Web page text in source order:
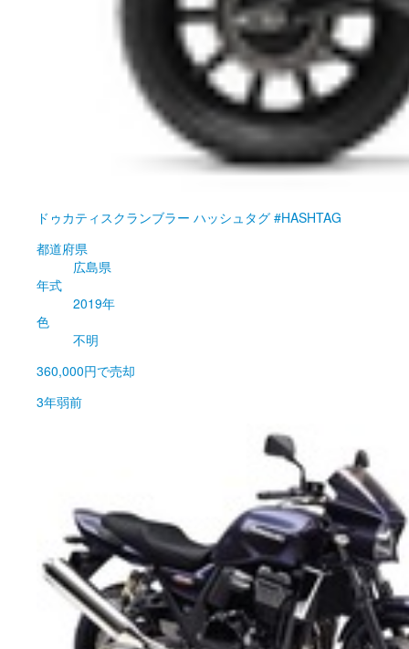
ドゥカティ スクランブラー ハッシュタグ #HASHTAG
都道府県
広島県
年式
2019年
色
不明
360,000円で売却
3年弱前